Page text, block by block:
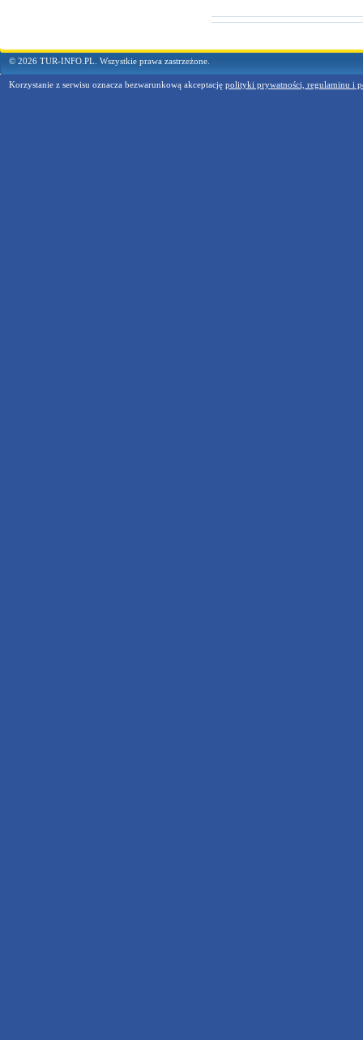
© 2026 TUR-INFO.PL. Wszystkie prawa zastrzeżone.
Korzystanie z serwisu oznacza bezwarunkową akceptację polityki prywatności, regulaminu i